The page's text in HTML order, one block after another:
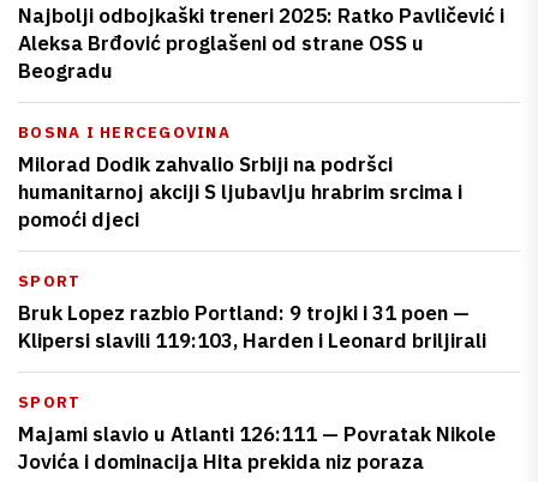
Najbolji odbojkaški treneri 2025: Ratko Pavličević i
Aleksa Brđović proglašeni od strane OSS u
Beogradu
BOSNA I HERCEGOVINA
Milorad Dodik zahvalio Srbiji na podršci
humanitarnoj akciji S ljubavlju hrabrim srcima i
pomoći djeci
SPORT
Bruk Lopez razbio Portland: 9 trojki i 31 poen —
Klipersi slavili 119:103, Harden i Leonard briljirali
SPORT
Majami slavio u Atlanti 126:111 — Povratak Nikole
Jovića i dominacija Hita prekida niz poraza